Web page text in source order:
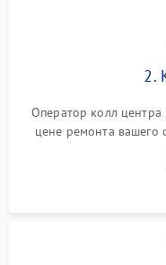
2.
Оператор колл центра
цене ремонта вашего